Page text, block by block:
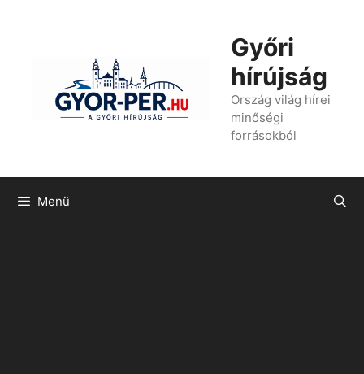
Győri
hírújság
Ország világ hírei
minőségi
forrásokból
Menü